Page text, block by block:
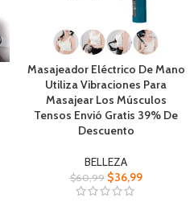
Masajeador Eléctrico De Mano
Utiliza Vibraciones Para
Masajear Los Músculos
Tensos Envió Gratis 39% De
Descuento
BELLEZA
$60,99 $36,99